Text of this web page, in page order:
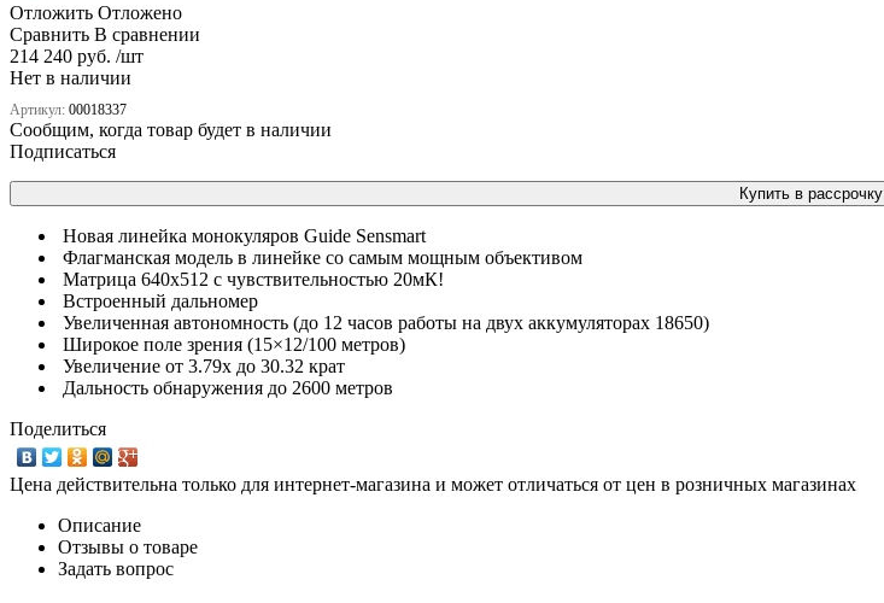
Отложить Отложено
Сравнить В сравнении
214 240 руб. /шт
Нет в наличии
Артикул: 00018337
Сообщим, когда товар будет в наличии
Подписаться
Купить в рассрочку
Новая линейка монокуляров Guide Sensmart
Флагманская модель в линейке со самым мощным объективом
Матрица 640х512 с чувствительностью 20мК!
Встроенный дальномер
Увеличенная автономность (до 12 часов работы на двух аккумуляторах 18650)
Широкое поле зрения (15×12/100 метров)
Увеличение от 3.79x до 30.32 крат
Дальность обнаружения до 2600 метров
Поделиться
Цена действительна только для интернет-магазина и может отличаться от цен в розничных магазинах
Описание
Отзывы о товаре
Задать вопрос